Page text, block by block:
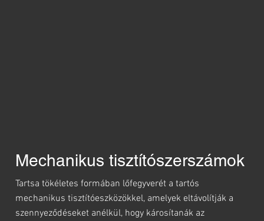
Mechanikus tisztítószerszámok
Tartsa tökéletes formában lőfegyverét a tartós
mechanikus tisztítóeszközökkel, amelyek eltávolítják a
szennyeződéseket anélkül, hogy károsítanák az